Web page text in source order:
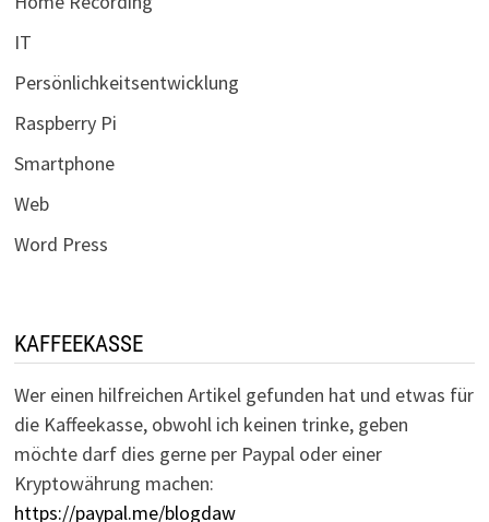
IT
Persönlichkeitsentwicklung
Raspberry Pi
Smartphone
Web
Word Press
KAFFEEKASSE
Wer einen hilfreichen Artikel gefunden hat und etwas für
die Kaffeekasse, obwohl ich keinen trinke, geben
möchte darf dies gerne per Paypal oder einer
Kryptowährung machen:
https://paypal.me/blogdaw